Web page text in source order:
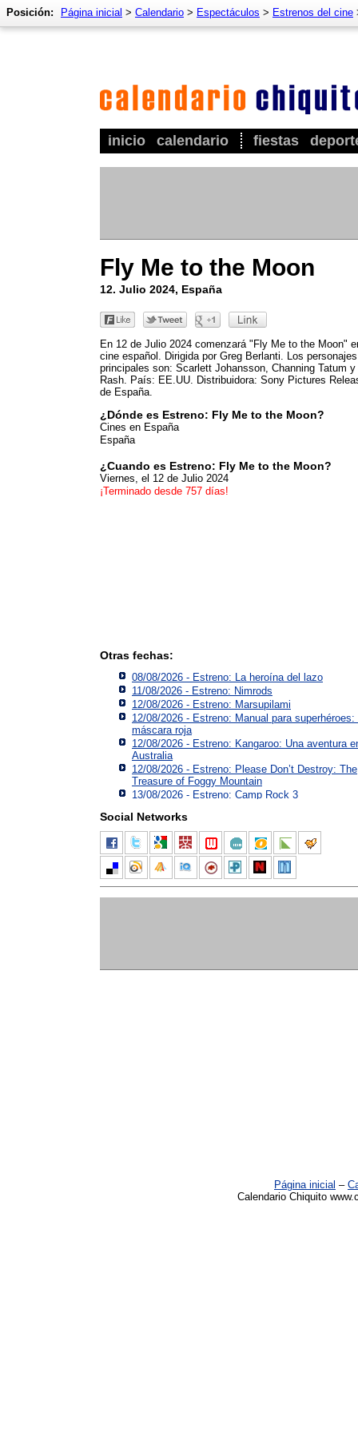
inicio calendario fiestas
Posición: Página inicial > Calendario > Espectáculos > Estrenos del cine
Fly Me to the Moon
12. Julio 2024, España
En 12 de Julio 2024 comenzará "Fly Me to the Moon"
cine español. Dirigida por Greg Berlanti. Los personajes
principales son: Scarlett Johansson, Channing Tatum
Rash. País: EE.UU. Distribuidora: Sony Pictures
de España.
¿Dónde es Estreno: Fly Me to the Moon?
Cines en España
España
¿Cuando es Estreno: Fly Me to the Moon?
Viernes, el 12 de Julio 2024
¡Terminado desde 757 días!
Otras fechas:
08/08/2026 - Estreno: La heroína del lazo
11/08/2026 - Estreno: Nimrods
12/08/2026 - Estreno: Marsupilami
12/08/2026 - Estreno: Manual para superhéroes:
máscara roja
12/08/2026 - Estreno: Kangaroo: Una aventura
Australia
12/08/2026 - Estreno: Please Don’t Destroy: The
Treasure of Foggy Mountain
13/08/2026 - Estreno: Camp Rock 3
Social Networks
Página inicial –
Calendario Chiquito